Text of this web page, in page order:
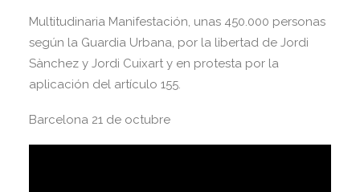
Multitudinaria Manifestación, unas 450.000 personas
según la Guardia Urbana, por la libertad de Jordi
Sànchez y Jordi Cuixart y en protesta por la
aplicación del artículo 155.
Barcelona 21 de octubre